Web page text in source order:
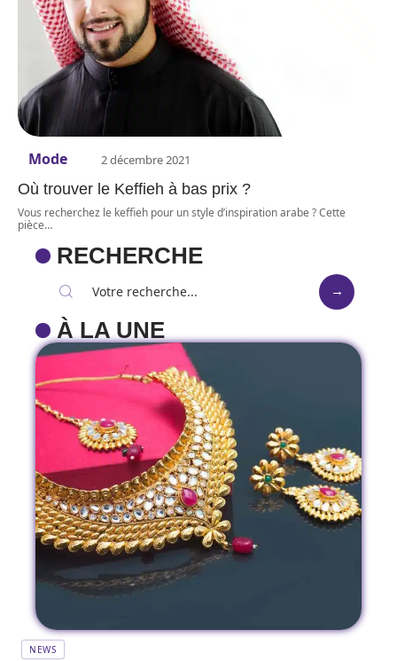
Mode 2 décembre 2021
Où trouver le Keffieh à bas prix ?
Vous recherchez le keffieh pour un style d’inspiration arabe ? Cette
pièce…
RECHERCHE
À LA UNE
NEWS